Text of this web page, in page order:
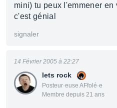
mini) tu peux l'emmener
c'est génial
signaler
lets rock
Posteur·euse AFfolé·e
Membre depuis 21 ans
14 Février 2005 à 22:27